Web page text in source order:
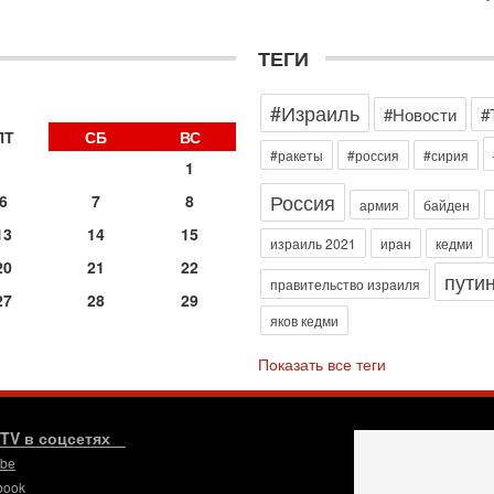
СБ
ВС
1
6 7
8
14
15
21
22
28
29
ТЕГИ
#Израиль
#Новости
#ракеты #россия #сирия
Россия армия байден
израиль 2021 иран кедми
правительство израиля путин
яков кедми
Показать все теги
в соцсетях